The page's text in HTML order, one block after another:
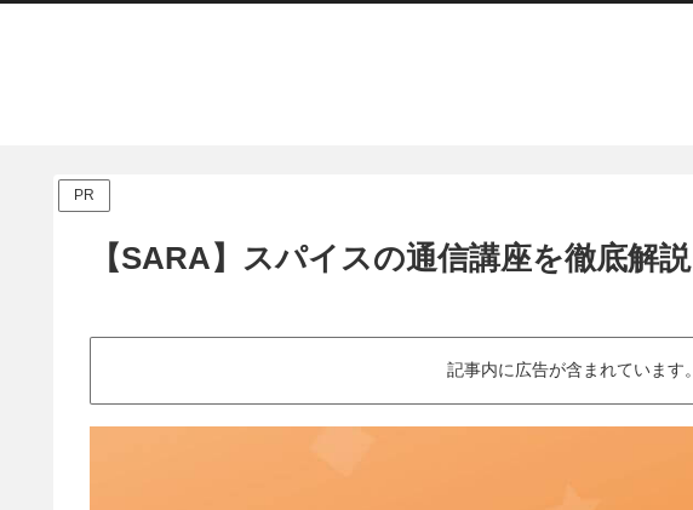
PR
【SARA】スパイスの通信講座を徹底解説
記事内に広告が含まれています。